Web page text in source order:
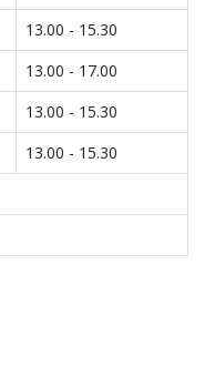
13.00 - 15.30
13.00 - 17.00
13.00 - 15.30
13.00 - 15.30